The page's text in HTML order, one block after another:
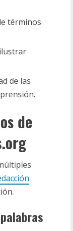
términos
de las
de